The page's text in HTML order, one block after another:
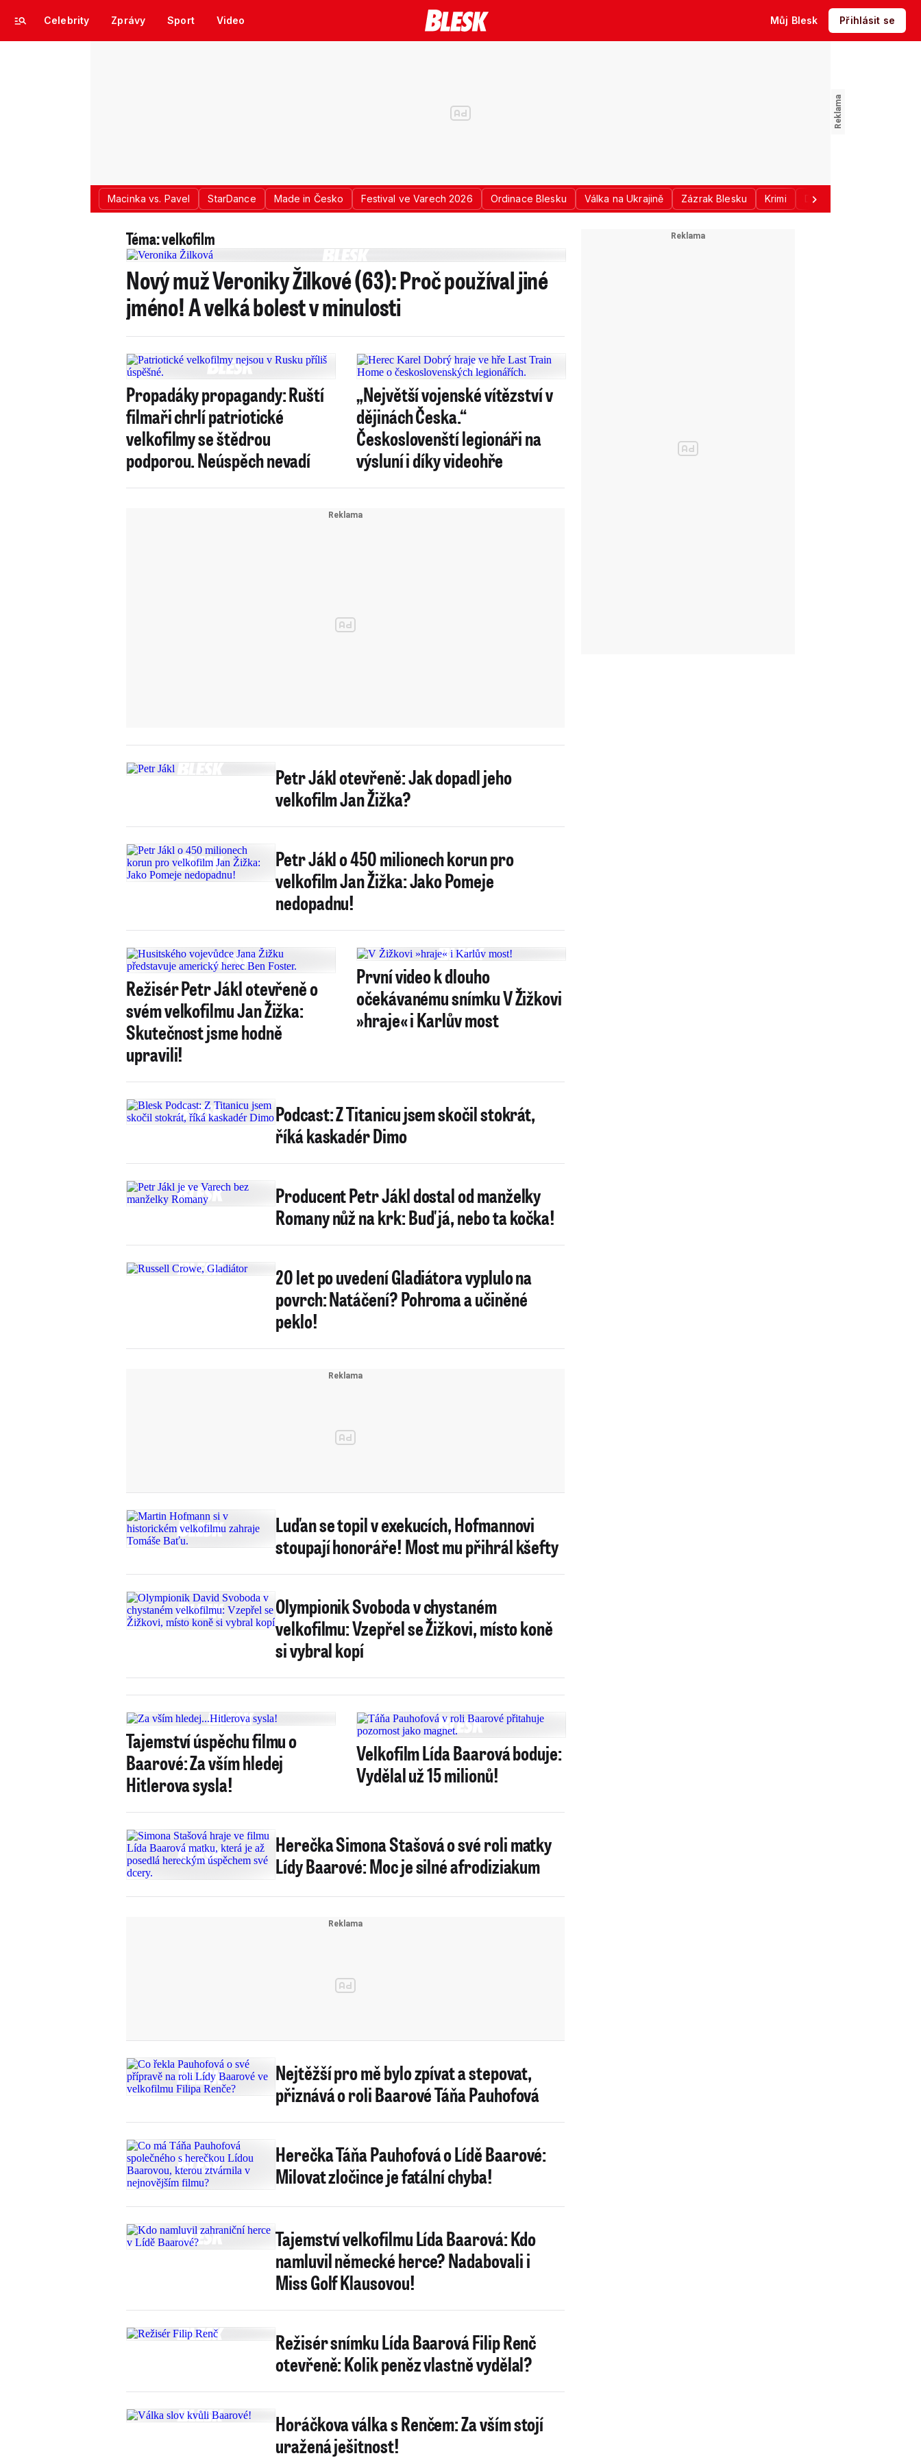
Celebrity Zprávy Sport Video Můj Blesk Přihlásit se
Macinka vs. Pavel StarDance Made in Česko Festival ve Varech 2026 Ordinace Blesku Válka na Ukrajině Zázrak Blesku Krimi Donald Trump
Téma: velkofilm
Nový muž Veroniky Žilkové (63): Proč používal jiné
jméno! A velká bolest v minulosti
Propadáky propagandy: Ruští
filmaři chrlí patriotické
velkofilmy se štědrou
podporou. Neúspěch nevadí
„Největší vojenské vítězství v
dějinách Česka.“
Českoslovenští legionáři na
výsluní i díky videohře
Petr Jákl otevřeně: Jak dopadl jeho
velkofilm Jan Žižka?
Petr Jákl o 450 milionech korun pro
velkofilm Jan Žižka: Jako Pomeje
nedopadnu!
Režisér Petr Jákl otevřeně o
svém velkofilmu Jan Žižka:
Skutečnost jsme hodně
upravili!
První video k dlouho
očekávanému snímku V Žižkovi
»hraje« i Karlův most
Podcast: Z Titanicu jsem skočil stokrát,
říká kaskadér Dimo
Producent Petr Jákl dostal od manželky
Romany nůž na krk: Buď já, nebo ta kočka!
20 let po uvedení Gladiátora vyplulo na
povrch: Natáčení? Pohroma a učiněné
peklo!
Luďan se topil v exekucích, Hofmannovi
stoupají honoráře! Most mu přihrál kšefty
Olympionik Svoboda v chystaném
velkofilmu: Vzepřel se Žižkovi, místo koně
si vybral kopí
Tajemství úspěchu filmu o
Baarové: Za vším hledej
Hitlerova sysla!
Velkofilm Lída Baarová boduje:
Vydělal už 15 milionů!
Herečka Simona Stašová o své roli matky
Lídy Baarové: Moc je silné afrodiziakum
Nejtěžší pro mě bylo zpívat a stepovat,
přiznává o roli Baarové Táňa Pauhofová
Herečka Táňa Pauhofová o Lídě Baarové:
Milovat zločince je fatální chyba!
Tajemství velkofilmu Lída Baarová: Kdo
namluvil německé herce? Nadabovali i
Miss Golf Klausovou!
Režisér snímku Lída Baarová Filip Renč
otevřeně: Kolik peněz vlastně vydělal?
Horáčkova válka s Renčem: Za vším stojí
uražená ješitnost!